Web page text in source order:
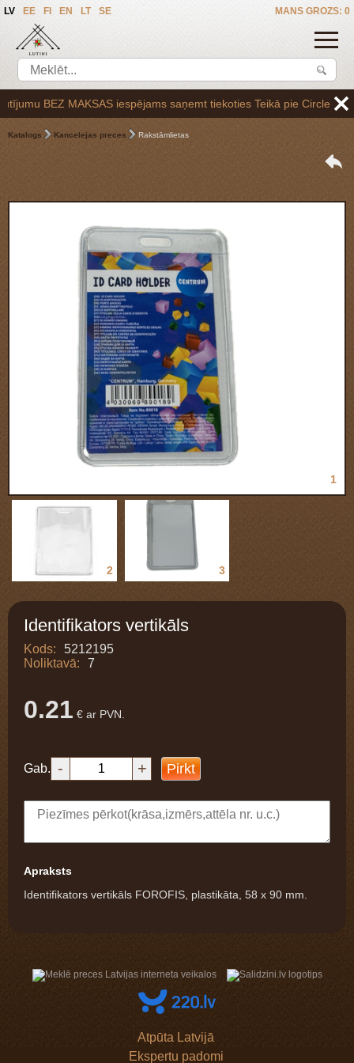
MANS GROZS: 0
LV EE FI EN LT SE
BEZ MAKSAS iespējams saņemt tiekoties Teikā pie Circle K
Katalogs Kancelejas preces Rakstāmlietas
1
2 3
Identifikators vertikāls
Kods:
5212195
Noliktavā:
7
0.21 € ar PVN.
Gab. - + Pirkt
Apraksts
Identifikators vertikāls FOROFIS, plastikāta, 58 x 90 mm.
Atpūta Latvijā
Ekspertu padomi